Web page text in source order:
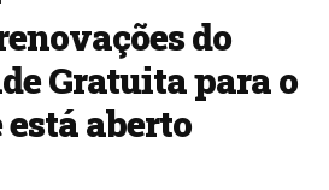
do
Gratuita para o
está aberto